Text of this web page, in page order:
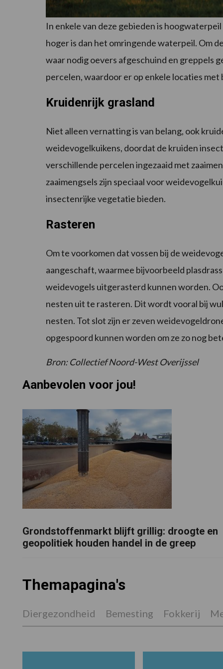
In enkele van deze gebieden is
hoger is dan het omringende waterpeil. Om
waar nodig oevers afgeschuind en greppels
percelen, waardoor er op enkele locaties
Kruidenrijk grasland
Niet alleen vernatting is van belang, ook
weidevogelkuikens, doordat de kruiden
verschillende percelen ingezaaid met
zaaimengsels zijn speciaal voor
insectenrijke vegetatie bieden.
Rasteren
Om te voorkomen dat vossen bij de
aangeschaft, waarmee bijvoorbeeld
weidevogels uitgerasterd kunnen worden.
nesten uit te rasteren. Dit wordt vooral bij
nesten. Tot slot zijn er zeven
opgespoord kunnen worden om ze zo nog
Bron: Collectief Noord-West Overijssel
Aanbevolen voor jou!
Grondstoffenmarkt blijft grillig: droogte en
geopolitiek houden handel in de greep
Themapagina's
Diergezondheid Bemesting Fokkerij